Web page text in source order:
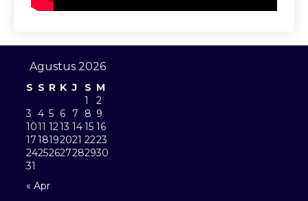
Agustus 2026
S S R K J S M
1
2
3 4 5 6 7 8 9
1011 1213 1415 16
1718192021 2223
24252627282930
31
« Apr